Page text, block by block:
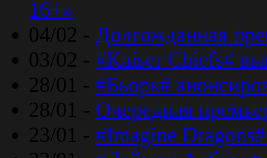
16+»
04/02 - Долгожданная
03/02 - #Kaiser Chiefs#
28/01 - #Бьорк#
28/01 - Очередная
23/01 - #Imagine